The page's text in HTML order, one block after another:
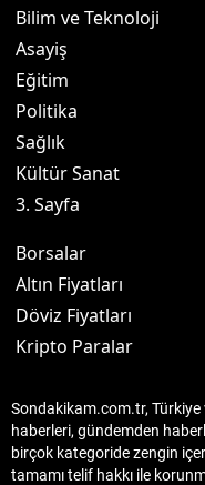
Bilim ve Teknoloji
Asayiş
Eğitim
Politika
Sağlık
Kültür Sanat
3. Sayfa
Borsalar
Altın Fiyatları
Döviz Fiyatları
Kripto Paralar
Sondakikam.com.tr,
haberleri, gündemden
birçok kategoride zengin
tamamı telif hakkı ile